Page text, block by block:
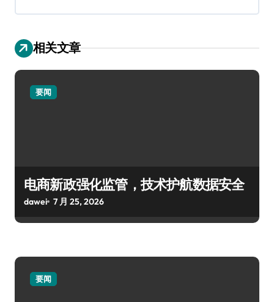
相关文章
要闻
电商新政强化监管，技术护航数据安全
dawei 7 月 25, 2026
要闻